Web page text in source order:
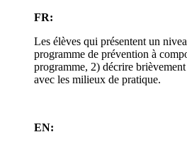
FR:
Les élèves qui présentent un
programme de prévention à
programme, 2) décrire
avec les milieux de pratique.
EN: